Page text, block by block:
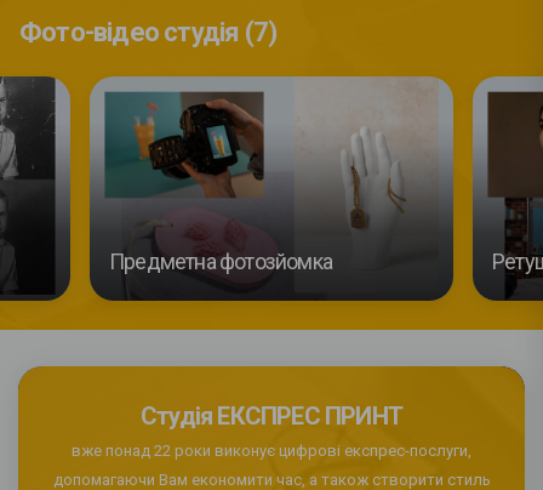
Фото-відео студія (7)
Предметна фотозйомка
Студія ЕКСПРЕС ПРИНТ
вже понад 22 роки виконує цифрові експрес-послуги,
допомагаючи Вам економити час, а також створити стиль